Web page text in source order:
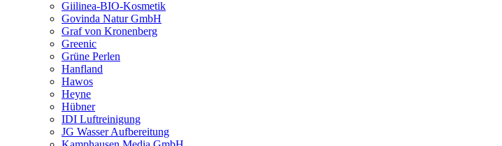
Giilinea-BIO-Kosmetik
Govinda Natur GmbH
Graf von Kronenberg
Greenic
Grüne Perlen
Hanfland
Hawos
Heyne
Hübner
IDI Luftreinigung
JG Wasser Aufbereitung